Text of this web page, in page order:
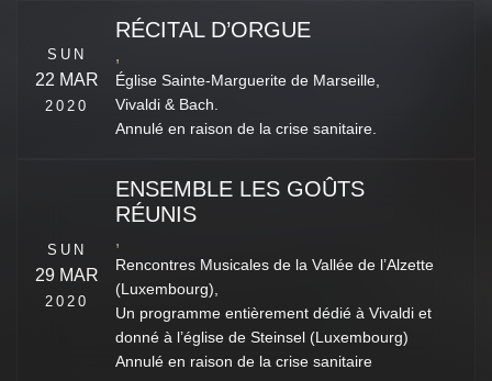
SUN
22 MAR
2020
RÉCITAL D’ORGUE
,
Église Sainte-Marguerite de Marseille,
Vivaldi & Bach.
Annulé en raison de la crise sanitaire.
SUN
29 MAR
2020
ENSEMBLE LES GOÛTS
RÉUNIS
,
Rencontres Musicales de la Vallée de l’Alzette
(Luxembourg),
Un programme entièrement dédié à Vivaldi et
donné à l’église de Steinsel (Luxembourg)
Annulé en raison de la crise sanitaire